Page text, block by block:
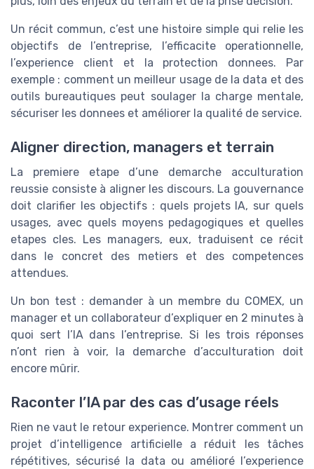
Un récit commun, c’est une histoire simple qui relie les
objectifs de l’entreprise, l’efficacite operationnelle,
l’experience client et la protection donnees. Par
exemple : comment un meilleur usage de la data et des
outils bureautiques peut soulager la charge mentale,
sécuriser les donnees et améliorer la qualité de service.
Aligner direction, managers et terrain
La premiere etape d’une demarche acculturation
reussie consiste à aligner les discours. La gouvernance
doit clarifier les objectifs : quels projets IA, sur quels
usages, avec quels moyens pedagogiques et quelles
etapes cles. Les managers, eux, traduisent ce récit
dans le concret des metiers et des competences
attendues.
Un bon test : demander à un membre du COMEX, un
manager et un collaborateur d’expliquer en 2 minutes à
quoi sert l’IA dans l’entreprise. Si les trois réponses
n’ont rien à voir, la demarche d’acculturation doit
encore mûrir.
Raconter l’IA par des cas d’usage réels
Rien ne vaut le retour experience. Montrer comment un
projet d’intelligence artificielle a réduit les tâches
répétitives, sécurisé la data ou amélioré l’experience